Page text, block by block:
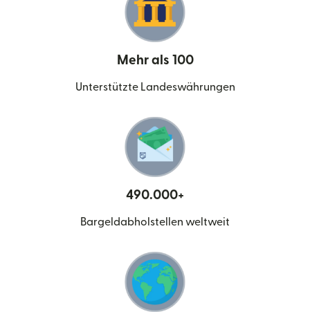
Mehr als 100
Unterstützte Landeswährungen
490.000+
Bargeldabholstellen weltweit